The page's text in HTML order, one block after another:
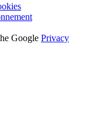
Google Privacy